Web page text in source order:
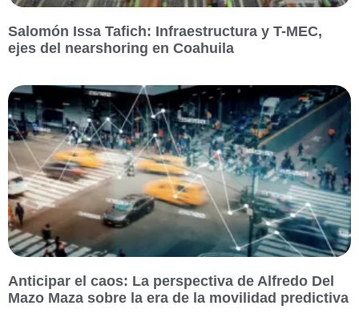
Salomón Issa Tafich: Infraestructura y T-MEC,
ejes del nearshoring en Coahuila
Anticipar el caos: La perspectiva de Alfredo Del
Mazo Maza sobre la era de la movilidad predictiva